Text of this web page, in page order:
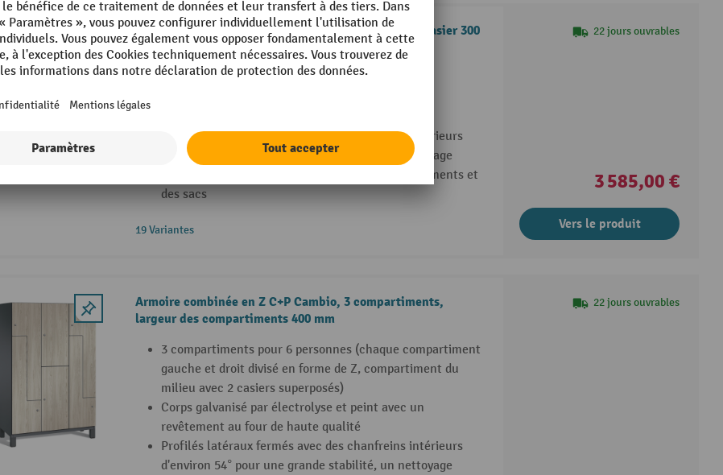
Casier Z C+P Cambio, 4 compartiments, largeur de casier 300
mm
Compartiments divisés en Z pour 8 personnes
Profilés latéraux fermés avec des chanfreins intérieurs
d'environ 54° pour une grande stabilité, un nettoyage
intérieur facile et un retrait confortable des vêtements et
des sacs
19 Variantes
22 jours ouvrables
3 585,00 €
Vers le produit
Armoire combinée en Z C+P Cambio, 3 compartiments,
largeur des compartiments 400 mm
3 compartiments pour 6 personnes (chaque compartiment
gauche et droit divisé en forme de Z, compartiment du
milieu avec 2 casiers superposés)
Corps galvanisé par électrolyse et peint avec un
revêtement au four de haute qualité
Profilés latéraux fermés avec des chanfreins intérieurs
d'environ 54° pour une grande stabilité, un nettoyage
22 jours ouvrables